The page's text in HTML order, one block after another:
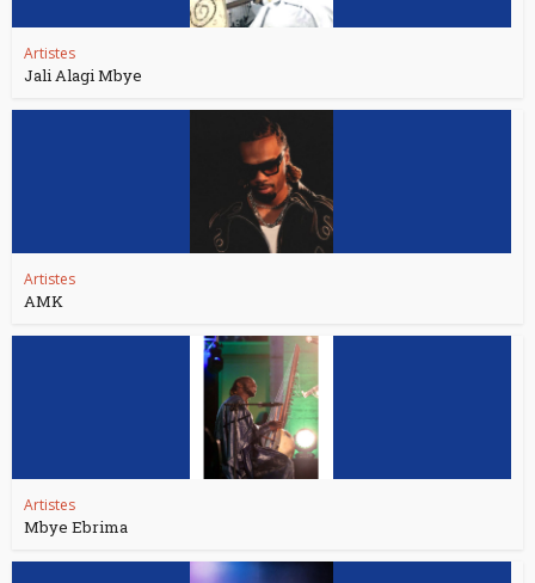
Artistes
Jali Alagi Mbye
Artistes
AMK
Artistes
Mbye Ebrima